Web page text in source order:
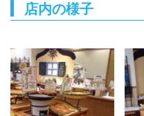
店内の様子